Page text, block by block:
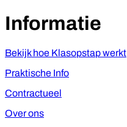
Informatie
Bekijk hoe Klasopstap werkt
Praktische Info
Contractueel
Over ons